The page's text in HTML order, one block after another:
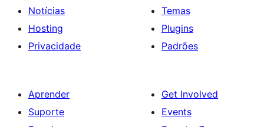
Notícias
Hosting
Privacidade
Temas
Plugins
Padrões
Aprender
Suporte
Get Involved
Events